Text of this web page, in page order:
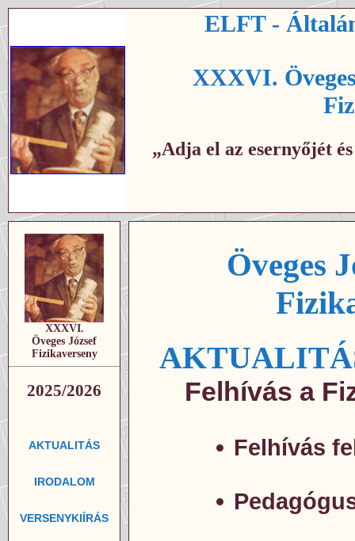
ELFT -
XXXVI.
„Adja el az esernyőjét
XXXVI.
Öveges József
Fizikaverseny
2025/2026
AKTUALITÁS
IRODALOM
VERSENYKIÍRÁS
Öveges
Felhívás a
Felhívás